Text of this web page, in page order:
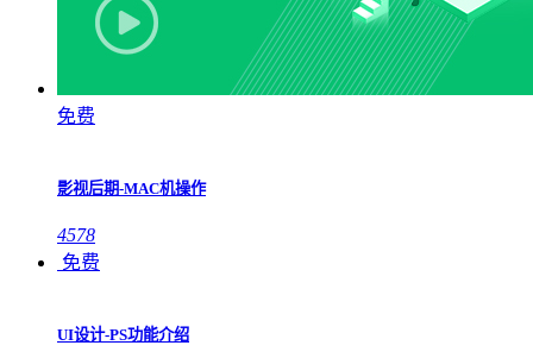
免费
影视后期-MAC机操作
4578
免费
UI设计-PS功能介绍